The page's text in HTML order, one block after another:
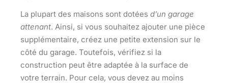
La plupart des maisons sont dotées d’un garage
attenant. Ainsi, si vous souhaitez ajouter une pièce
supplémentaire, créez une petite extension sur le
côté du garage. Toutefois, vérifiez si la
construction peut être adaptée à la surface de
votre terrain. Pour cela, vous devez au moins